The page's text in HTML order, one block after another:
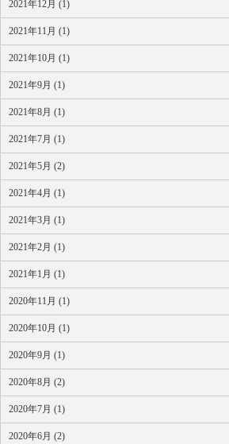
2021年12月 (1)
2021年11月 (1)
2021年10月 (1)
2021年9月 (1)
2021年8月 (1)
2021年7月 (1)
2021年5月 (2)
2021年4月 (1)
2021年3月 (1)
2021年2月 (1)
2021年1月 (1)
2020年11月 (1)
2020年10月 (1)
2020年9月 (1)
2020年8月 (2)
2020年7月 (1)
2020年6月 (2)